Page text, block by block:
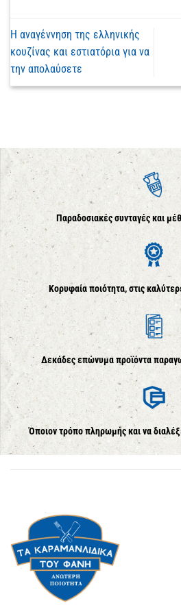
Η αναγέννηση της ελληνικής
κουζίνας και εστιατόρια για να
την απολαύσετε
Παραδοσιακές συνταγές και
Κορυφαία ποιότητα, στις
Δεκάδες επώνυμα προϊόντα
Όποιον τρόπο πληρωμής και να